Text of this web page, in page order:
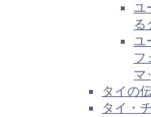
ユ
る
ユ
フ
マ
タイの
タイ・